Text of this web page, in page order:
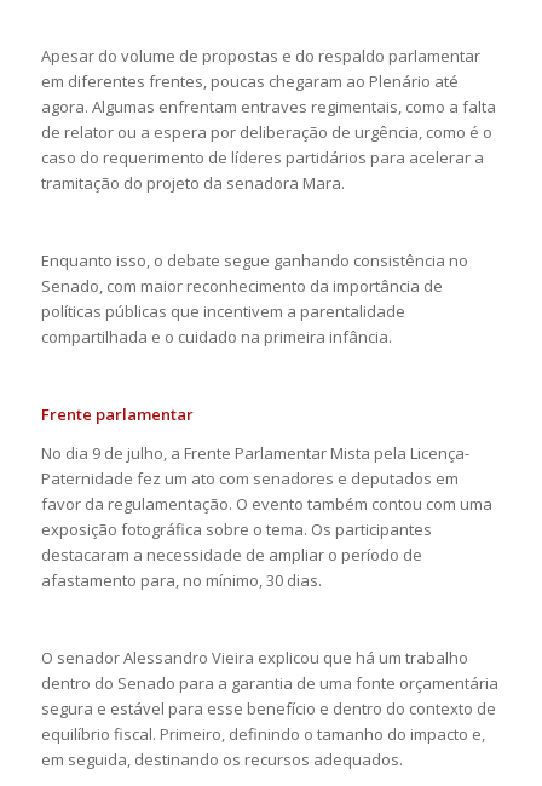
Apesar do volume de propostas e do respaldo parlamentar
em diferentes frentes, poucas chegaram ao Plenário até
agora. Algumas enfrentam entraves regimentais, como a falta
de relator ou a espera por deliberação de urgência, como é o
caso do requerimento de líderes partidários para acelerar a
tramitação do projeto da senadora Mara.
Enquanto isso, o debate segue ganhando consistência no
Senado, com maior reconhecimento da importância de
políticas públicas que incentivem a parentalidade
compartilhada e o cuidado na primeira infância.
Frente parlamentar
No dia 9 de julho, a Frente Parlamentar Mista pela Licença-
Paternidade fez um ato com senadores e deputados em
favor da regulamentação. O evento também contou com uma
exposição fotográfica sobre o tema. Os participantes
destacaram a necessidade de ampliar o período de
afastamento para, no mínimo, 30 dias.
O senador Alessandro Vieira explicou que há um trabalho
dentro do Senado para a garantia de uma fonte orçamentária
segura e estável para esse benefício e dentro do contexto de
equilíbrio fiscal. Primeiro, definindo o tamanho do impacto e,
em seguida, destinando os recursos adequados.